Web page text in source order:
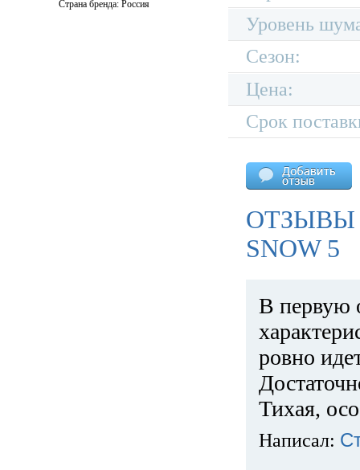
Страна бренда: Россия
Уровень
Сезон:
Цена:
Срок
ОТЗЫВЫ
SNOW 5
В первую
ровно
Тихая,
Написал: